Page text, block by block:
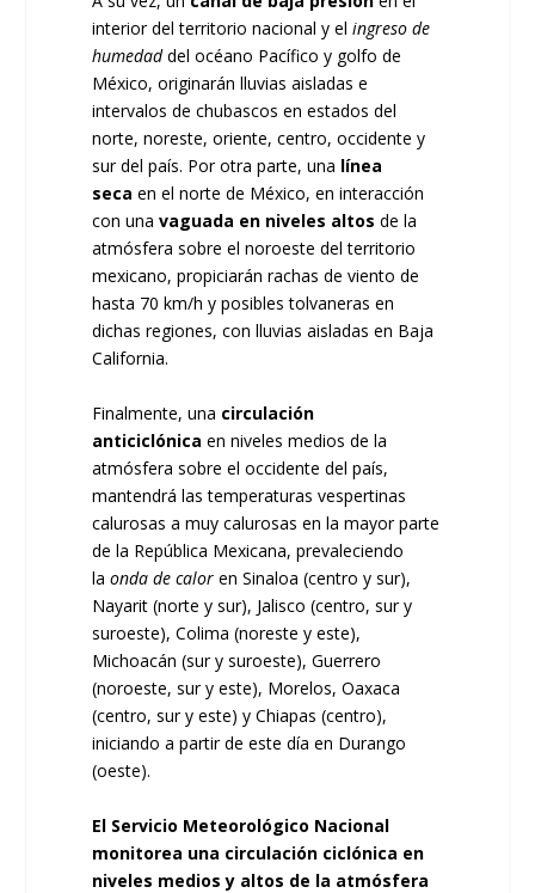
interior del territorio nacional y el ingreso de
humedaddel océano Pacífico y golfo de
México, originarán lluvias aisladas e
intervalos de chubascos en estados del
norte, noreste, oriente, centro, occidente y
sur del país. Por otra parte, una línea
seca en el norte de México, en interacción
con una vaguada en niveles altos de la
atmósfera sobre el noroeste del territorio
mexicano, propiciarán rachas de viento de
hasta 70 km/h y posibles tolvaneras en
dichas regiones, con lluvias aisladas en Baja
California.
Finalmente, una circulación
anticiclónica en niveles medios de la
atmósfera sobre el occidente del país,
mantendrá las temperaturas vespertinas
calurosas a muy calurosas en la mayor parte
de la República Mexicana, prevaleciendo
la onda de caloren Sinaloa (centro y sur),
Nayarit (norte y sur), Jalisco (centro, sur y
suroeste), Colima (noreste y este),
Michoacán (sur y suroeste), Guerrero
(noroeste, sur y este), Morelos, Oaxaca
(centro, sur y este) y Chiapas (centro),
iniciando a partir de este día en Durango
(oeste).
El Servicio Meteorológico Nacional
monitorea una circulación ciclónica en
niveles medios y altos de la atmósfera